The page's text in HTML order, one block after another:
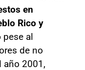
en
Rico y
pese al
de no
año 2001,